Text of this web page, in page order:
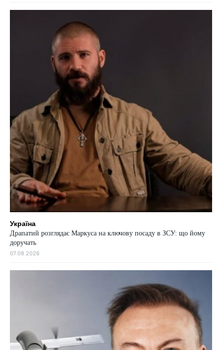
Україна
Драпатий розглядає Маркуса на ключову посаду в ЗСУ: що йому
доручать
07.08.2026